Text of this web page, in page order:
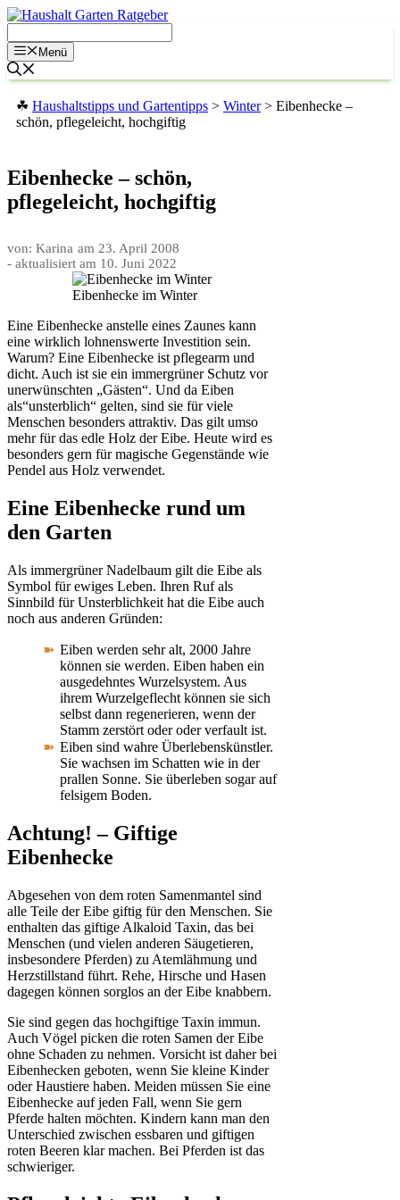
Zum
springenMenü
☘ Haushaltstipps und Gartentipps > Winter> Eibenhecke –
schön, pflegeleicht, hochgiftig
Eibenhecke – schön,
pflegeleicht, hochgiftig
von: Karina am 23. April 2008
- aktualisiert am 10. Juni 2022
Eibenhecke im Winter
Eine Eibenhecke anstelle eines Zaunes kann
eine wirklich lohnenswerte Investition sein.
Warum? Eine Eibenhecke ist pflegearm und
dicht. Auch ist sie ein immergrüner Schutz vor
unerwünschten „Gästen“. Und da Eiben
als“unsterblich“ gelten, sind sie für viele
Menschen besonders attraktiv. Das gilt umso
mehr für das edle Holz der Eibe. Heute wird es
besonders gern für magische Gegenstände wie
Pendel aus Holz verwendet.
Eine Eibenhecke rund um
den Garten
Als immergrüner Nadelbaum gilt die Eibe als
Symbol für ewiges Leben. Ihren Ruf als
Sinnbild für Unsterblichkeit hat die Eibe auch
noch aus anderen Gründen:
Eiben werden sehr alt, 2000 Jahre
können sie werden. Eiben haben ein
ausgedehntes Wurzelsystem. Aus
ihrem Wurzelgeflecht können sie sich
selbst dann regenerieren, wenn der
Stamm zerstört oder oder verfault ist.
Eiben sind wahre Überlebenskünstler.
Sie wachsen im Schatten wie in der
prallen Sonne. Sie überleben sogar auf
felsigem Boden.
Achtung! – Giftige
Eibenhecke
Abgesehen von dem roten Samenmantel sind
alle Teile der Eibe giftig für den Menschen. Sie
enthalten das giftige Alkaloid Taxin, das bei
Menschen (und vielen anderen Säugetieren,
insbesondere Pferden) zu Atemlähmung und
Herzstillstand führt. Rehe, Hirsche und Hasen
dagegen können sorglos an der Eibe knabbern.
Sie sind gegen das hochgiftige Taxin immun.
Auch Vögel picken die roten Samen der Eibe
ohne Schaden zu nehmen. Vorsicht ist daher bei
Eibenhecken geboten, wenn Sie kleine Kinder
oder Haustiere haben. Meiden müssen Sie eine
Eibenhecke auf jeden Fall, wenn Sie gern
Pferde halten möchten. Kindern kann man den
Unterschied zwischen essbaren und giftigen
roten Beeren klar machen. Bei Pferden ist das
schwieriger.